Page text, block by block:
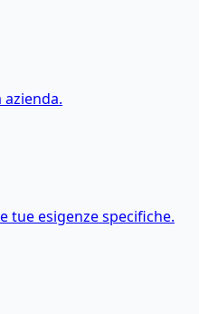
tue esigenze specifiche.